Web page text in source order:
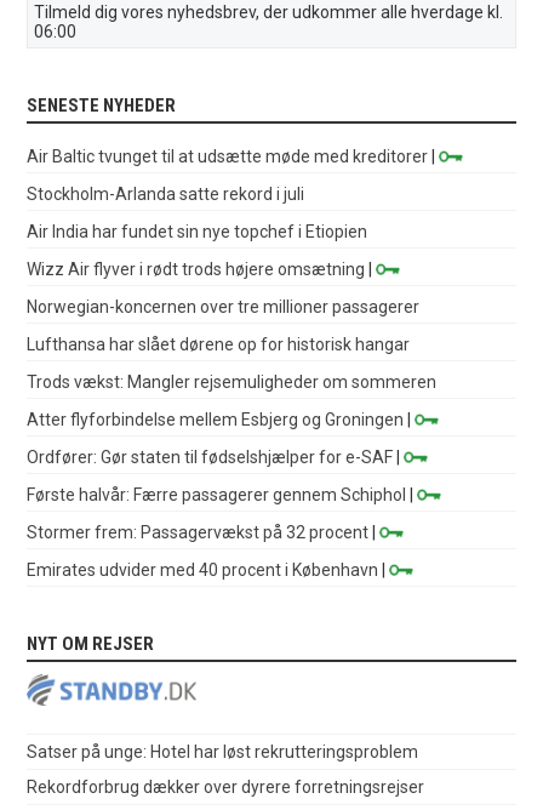
Tilmeld dig vores nyhedsbrev, der udkommer alle hverdage kl.
06:00
SENESTE NYHEDER
Air Baltic tvunget til at udsætte møde med kreditorer|
Stockholm-Arlanda satte rekord i juli
Air India har fundet sin nye topchef i Etiopien
Wizz Air flyver i rødt trods højere omsætning |
Norwegian-koncernen over tre millioner passagerer
Lufthansa har slået dørene op for historisk hangar
Trods vækst: Mangler rejsemuligheder om sommeren
Atter flyforbindelse mellem Esbjerg og Groningen |
Ordfører: Gør staten til fødselshjælper for e-SAF|
Første halvår: Færre passagerer gennem Schiphol |
Stormer frem: Passagervækst på 32 procent|
Emirates udvider med 40 procent i København |
NYT OM REJSER
Satser på unge: Hotel har løst rekrutteringsproblem
Rekordforbrug dækker over dyrere forretningsrejser